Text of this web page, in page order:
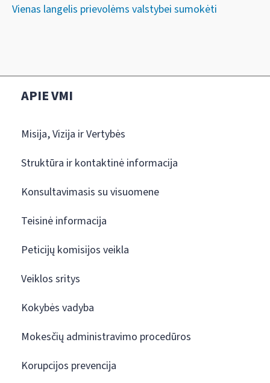
Vienas langelis prievolėms valstybei sumokėti
APIE VMI
Misija, Vizija ir Vertybės
Struktūra ir kontaktinė informacija
Konsultavimasis su visuomene
Teisinė informacija
Peticijų komisijos veikla
Veiklos sritys
Kokybės vadyba
Mokesčių administravimo procedūros
Korupcijos prevencija